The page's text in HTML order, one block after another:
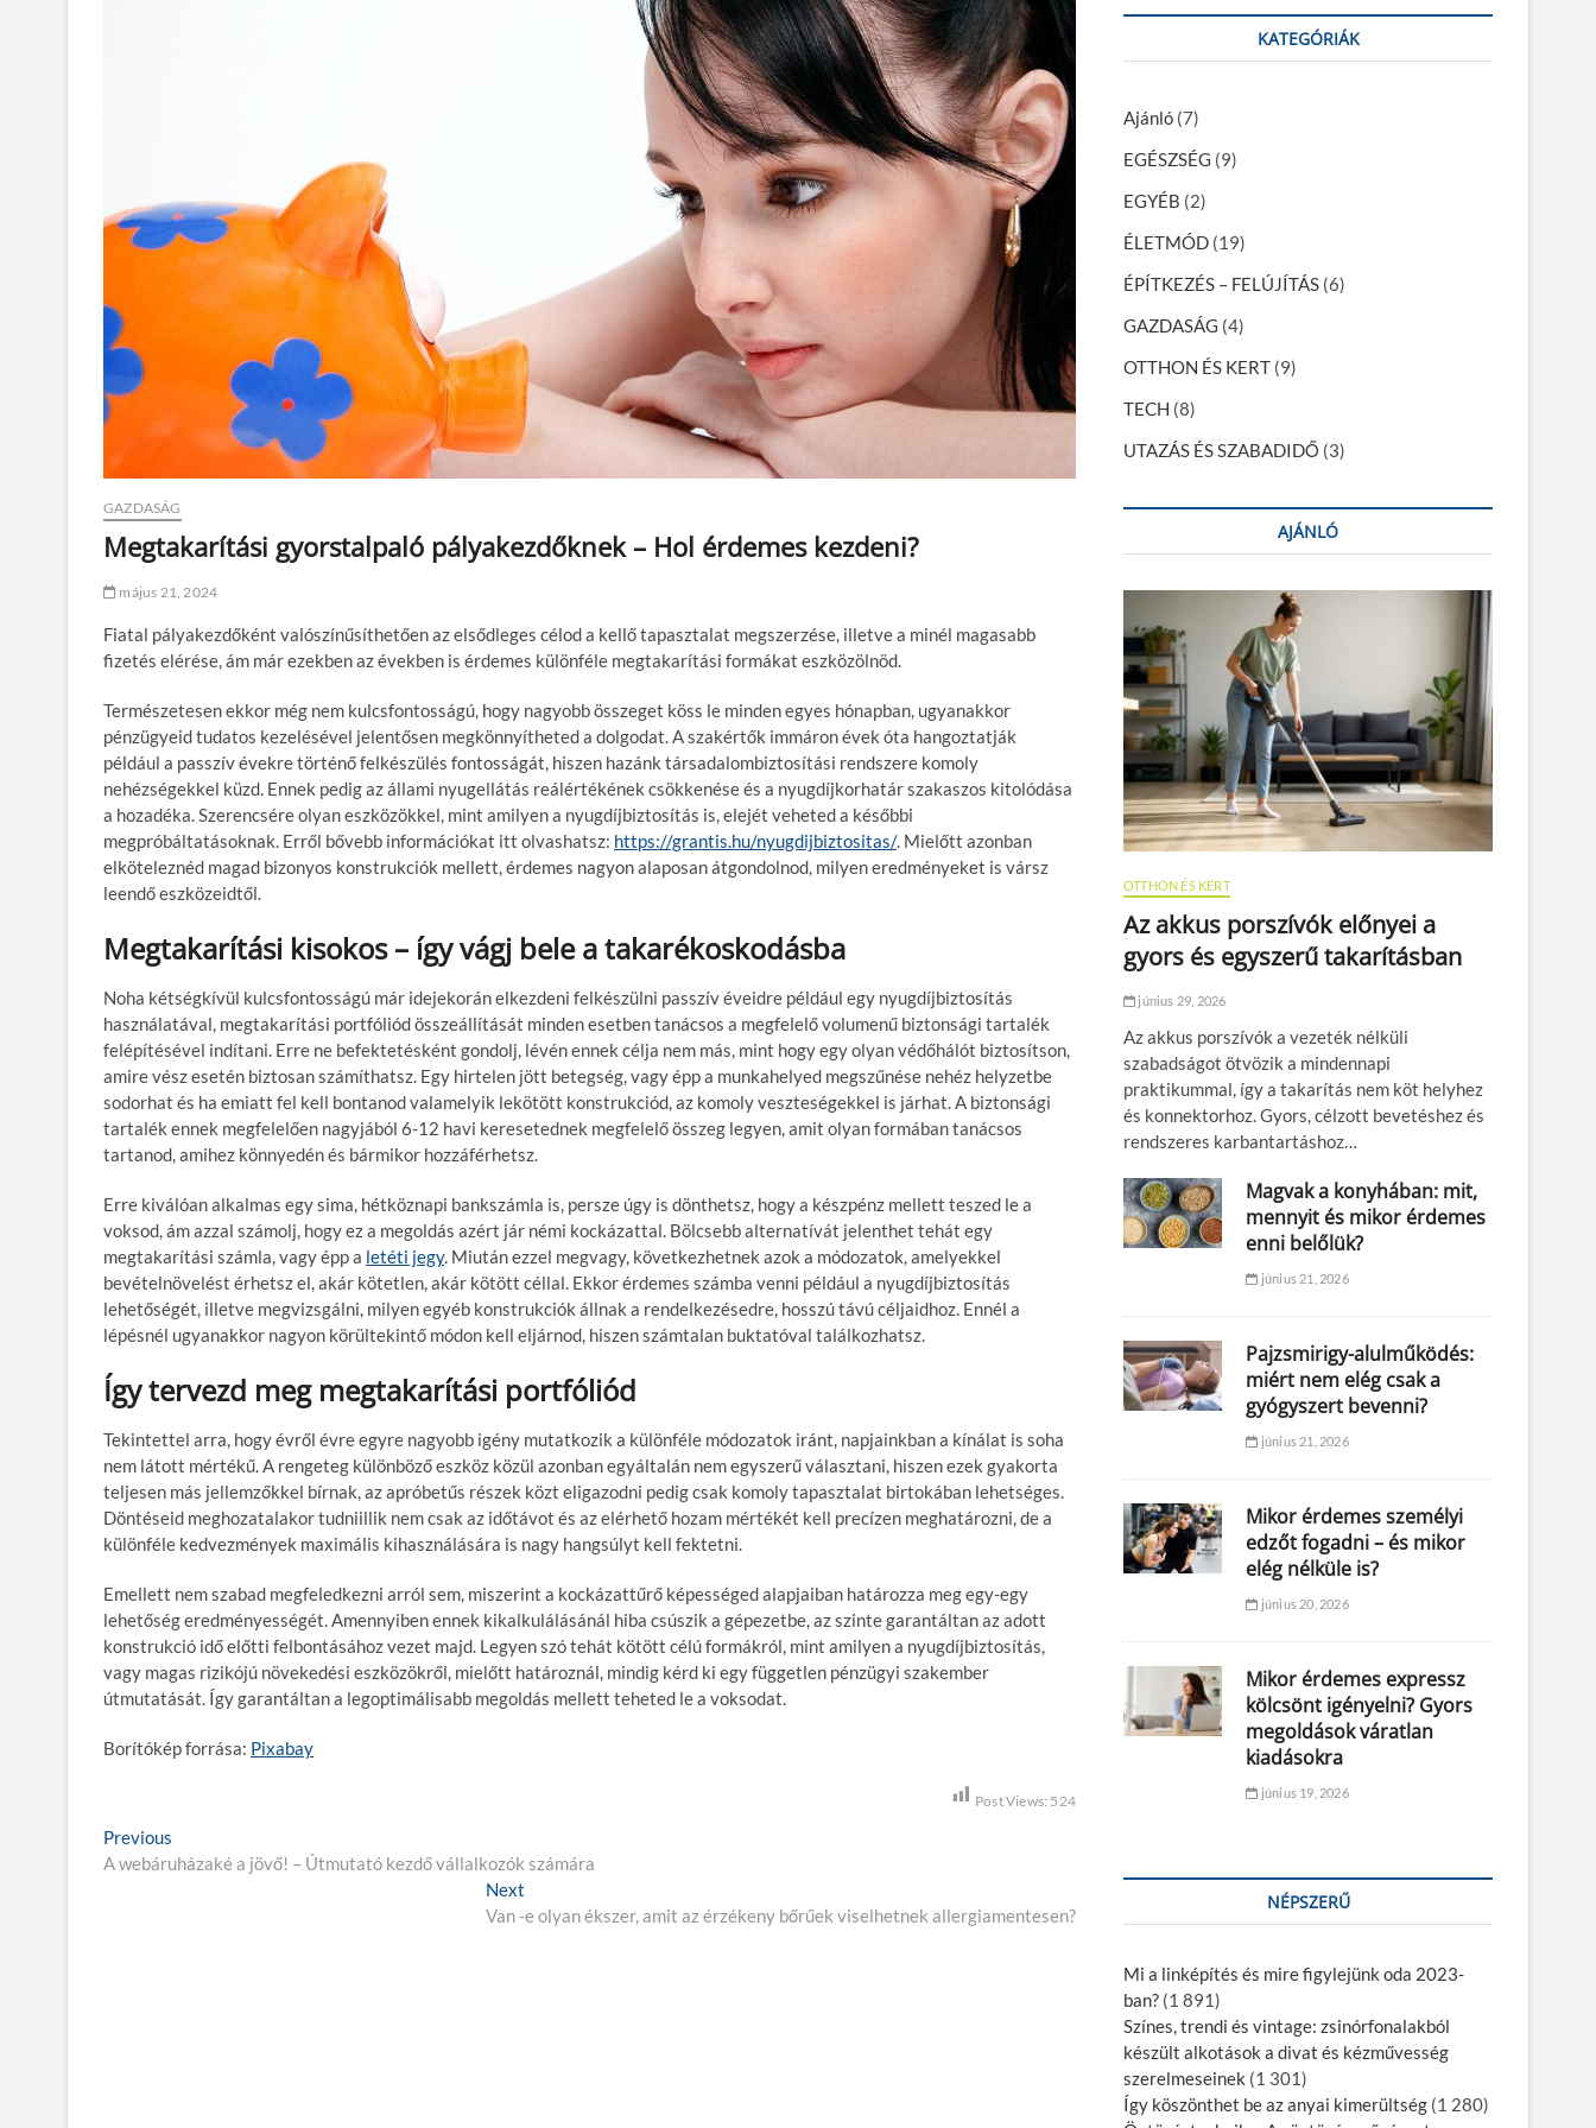
GAZDASÁG
Megtakarítási gyorstalpaló pályakezdőknek – Hol érdemes kezdeni?
május 21, 2024
Fiatal pályakezdőként valószínűsíthetően az elsődleges célod a kellő tapasztalat megszerzése, illetve a minél magasabb
fizetés elérése, ám már ezekben az években is érdemes különféle megtakarítási formákat eszközölnöd.
Természetesen ekkor még nem kulcsfontosságú, hogy nagyobb összeget köss le minden egyes hónapban, ugyanakkor
pénzügyeid tudatos kezelésével jelentősen megkönnyítheted a dolgodat. A szakértők immáron évek óta hangoztatják
például a passzív évekre történő felkészülés fontosságát, hiszen hazánk társadalombiztosítási rendszere komoly
nehézségekkel küzd. Ennek pedig az állami nyugellátás reálértékének csökkenése és a nyugdíjkorhatár szakaszos kitolódása
a hozadéka. Szerencsére olyan eszközökkel, mint amilyen a nyugdíjbiztosítás is, elejét veheted a későbbi
megpróbáltatásoknak. Erről bővebb információkat itt olvashatsz: https://grantis.hu/nyugdijbiztositas/. Mielőtt azonban
elköteleznéd magad bizonyos konstrukciók mellett, érdemes nagyon alaposan átgondolnod, milyen eredményeket is vársz
leendő eszközeidtől.
Megtakarítási kisokos – így vágj bele a takarékoskodásba
Noha kétségkívül kulcsfontosságú már idejekorán elkezdeni felkészülni passzív éveidre például egy nyugdíjbiztosítás
használatával, megtakarítási portfóliód összeállítását minden esetben tanácsos a megfelelő volumenű biztonsági tartalék
felépítésével indítani. Erre ne befektetésként gondolj, lévén ennek célja nem más, mint hogy egy olyan védőhálót biztosítson,
amire vész esetén biztosan számíthatsz. Egy hirtelen jött betegség, vagy épp a munkahelyed megszűnése nehéz helyzetbe
sodorhat és ha emiatt fel kell bontanod valamelyik lekötött konstrukciód, az komoly veszteségekkel is járhat. A biztonsági
tartalék ennek megfelelően nagyjából 6-12 havi keresetednek megfelelő összeg legyen, amit olyan formában tanácsos
tartanod, amihez könnyedén és bármikor hozzáférhetsz.
Erre kiválóan alkalmas egy sima, hétköznapi bankszámla is, persze úgy is dönthetsz, hogy a készpénz mellett teszed le a
voksod, ám azzal számolj, hogy ez a megoldás azért jár némi kockázattal. Bölcsebb alternatívát jelenthet tehát egy
megtakarítási számla, vagy épp a letéti jegy. Miután ezzel megvagy, következhetnek azok a módozatok, amelyekkel
bevételnövelést érhetsz el, akár kötetlen, akár kötött céllal. Ekkor érdemes számba venni például a nyugdíjbiztosítás
lehetőségét, illetve megvizsgálni, milyen egyéb konstrukciók állnak a rendelkezésedre, hosszú távú céljaidhoz. Ennél a
lépésnél ugyanakkor nagyon körültekintő módon kell eljárnod, hiszen számtalan buktatóval találkozhatsz.
Így tervezd meg megtakarítási portfóliód
Tekintettel arra, hogy évről évre egyre nagyobb igény mutatkozik a különféle módozatok iránt, napjainkban a kínálat is soha
nem látott mértékű. A rengeteg különböző eszköz közül azonban egyáltalán nem egyszerű választani, hiszen ezek gyakorta
teljesen más jellemzőkkel bírnak, az apróbetűs részek közt eligazodni pedig csak komoly tapasztalat birtokában lehetséges.
Döntéseid meghozatalakor tudniillik nem csak az időtávot és az elérhető hozam mértékét kell precízen meghatározni, de a
különféle kedvezmények maximális kihasználására is nagy hangsúlyt kell fektetni.
Emellett nem szabad megfeledkezni arról sem, miszerint a kockázattűrő képességed alapjaiban határozza meg egy-egy
lehetőség eredményességét. Amennyiben ennek kikalkulálásánál hiba csúszik a gépezetbe, az szinte garantáltan az adott
konstrukció idő előtti felbontásához vezet majd. Legyen szó tehát kötött célú formákról, mint amilyen a nyugdíjbiztosítás,
vagy magas rizikójú növekedési eszközökről, mielőtt határoznál, mindig kérd ki egy független pénzügyi szakember
útmutatását. Így garantáltan a legoptimálisabb megoldás mellett teheted le a voksodat.
Borítókép forrása: Pixabay
Post Views: 524
B
e
Previous
r
A webáruházaké a jövő! – Útmutató kezdő vállalkozók számára
Next
e
Van -e olyan ékszer, amit az érzékeny bőrűek viselhetnek allergiamentesen?
r
KATEGÓRIÁK
Ajánló (7)
EGÉSZSÉG (9)
EGYÉB (2)
ÉLETMÓD (19)
ÉPÍTKEZÉS – FELÚJÍTÁS (6)
GAZDASÁG (4)
OTTHON ÉS KERT (9)
TECH (8)
UTAZÁS ÉS SZABADIDŐ (3)
AJÁNLÓ
OTTHON ÉS KERT
Az akkus porszívók előnyei a
gyors és egyszerű takarításban
június 29, 2026
Az akkus porszívók a vezeték nélküli
szabadságot ötvözik a mindennapi
praktikummal, így a takarítás nem köt helyhez
és konnektorhoz. Gyors, célzott bevetéshez és
rendszeres karbantartáshoz…
Magvak a konyhában: mit,
mennyit és mikor érdemes
enni belőlük?
június 21, 2026
Pajzsmirigy-alulműködés:
miért nem elég csak a
gyógyszert bevenni?
június 21, 2026
Mikor érdemes személyi
edzőt fogadni – és mikor
elég nélküle is?
június 20, 2026
Mikor érdemes expressz
kölcsönt igényelni? Gyors
megoldások váratlan
kiadásokra
június 19, 2026
NÉPSZERŰ
Mi a linképítés és mire figylejünk oda 2023-
ban? (1 891)
Színes, trendi és vintage: zsinórfonalakból
készült alkotások a divat és kézművesség
szerelmeseinek (1 301)
Így köszönthet be az anyai kimerültség (1 280)